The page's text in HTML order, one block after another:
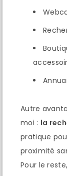
Autre
moi : la
pratique
proximité
Pour le